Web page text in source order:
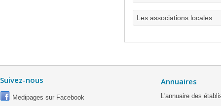
Les associations locales
Suivez-nous
Medipages sur Facebook
Annuaires
L'annuaire des